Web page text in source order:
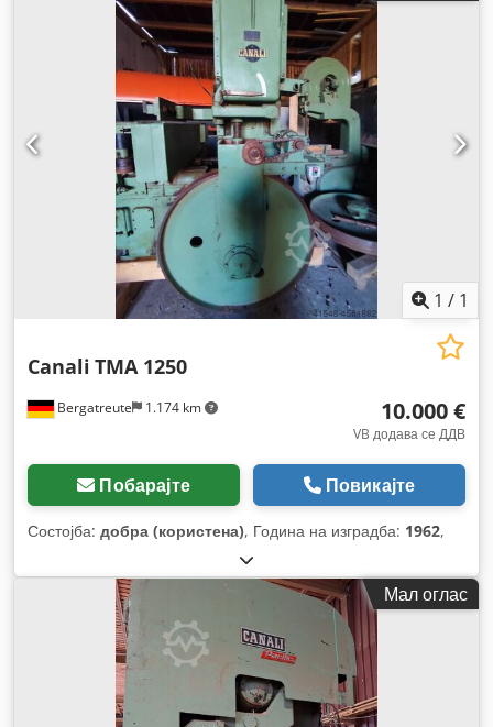
1 / 1
Bergatreute 1.174 km
Canali TMA 1250
10.000 €
VB додава се ДДВ
Побарајте Повикајте
Состојба: добра (користена), Година на изградба: 1962,
Мал оглас